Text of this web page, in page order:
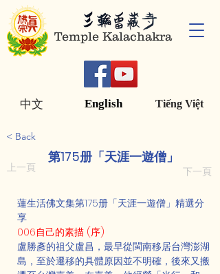
Temple Kalachakra
English Tiếng Việt
中文
< Back
第175册「天涯一遊僧」
上一頁 下一頁
蓮生活佛文集第175册「天涯一遊僧」精選分
享
006自己的素描 (序)
盧勝彥的祖父盧昌，最早從閩南移居台灣澎湖
島，至於遷移的具體原因並不明確，後來又搬